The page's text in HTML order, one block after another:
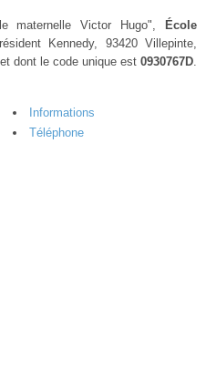
maternelle Victor Hugo",
École
Kennedy, 93420 Villepinte,
dont le code unique est 0930767D.
Informations
Téléphone